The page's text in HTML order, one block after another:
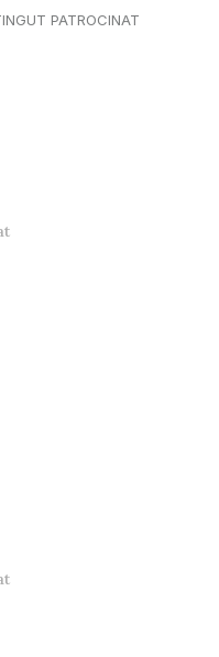
PATROCINAT